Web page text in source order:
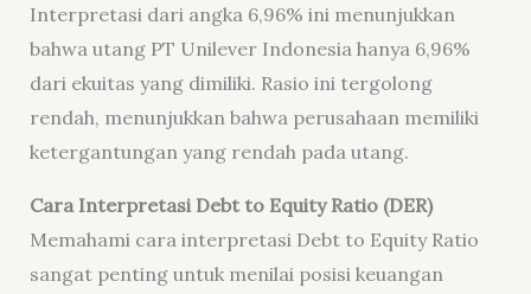
Interpretasi dari angka 6,96% ini menunjukkan
bahwa utang PT Unilever Indonesia hanya 6,96%
dari ekuitas yang dimiliki. Rasio ini tergolong
rendah, menunjukkan bahwa perusahaan memiliki
ketergantungan yang rendah pada utang.
Cara Interpretasi Debt to Equity Ratio (DER)
Memahami cara interpretasi Debt to Equity Ratio
sangat penting untuk menilai posisi keuangan